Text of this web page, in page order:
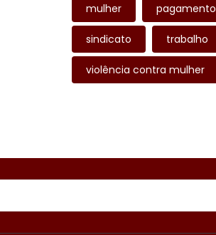
mulher pagamento
sindicato trabalho
violência contra mulher